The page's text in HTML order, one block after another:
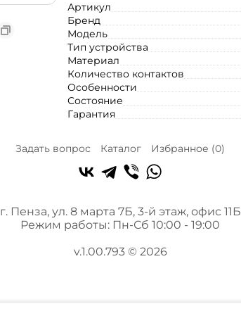
Артикул
Бренд
Модель
Тип устройства
Материал
Количество контактов
Особенности
Состояние
Гарантия
Задать вопрос Каталог Избранное (0)
г. Пенза, ул. 8 марта 7Б, 3-й этаж, офис 11Б
Режим работы: Пн-Сб 10:00 - 19:00
v.1.00.793 © 2026